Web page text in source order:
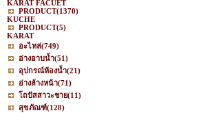
KARAT FACUET
PRODUCT(1370)
KUCHE
PRODUCT(5)
KARAT
อะไหล่(749)
อ่างอาบน้ำ(51)
อุปกรณ์ห้องน้ำ(21)
อ่างล้างหน้า(71)
โถปัสสาวะชาย(11)
สุขภัณฑ์(128)